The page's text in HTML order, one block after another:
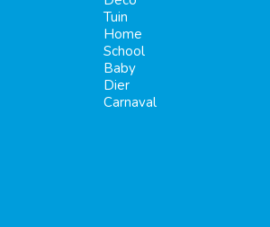
Tuin
Home
School
Baby
Dier
Carnaval